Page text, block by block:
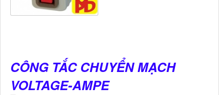
CÔNG TẮC CHUYỂN MẠCH
VOLTAGE-AMPE